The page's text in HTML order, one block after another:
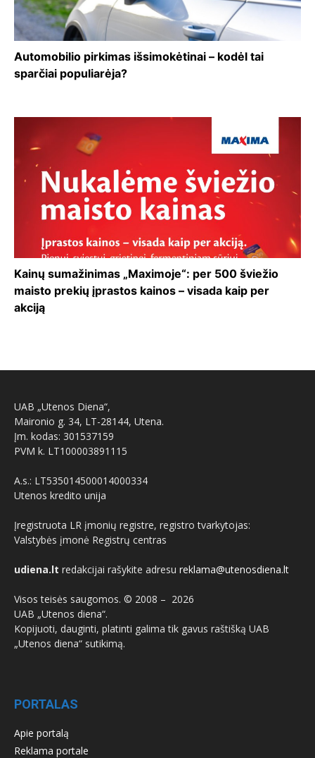
Automobilio pirkimas išsimokėtinai – kodėl tai
sparčiai populiarėja?
Kainų sumažinimas „Maximoje“: per 500 šviežio
maisto prekių įprastos kainos – visada kaip per
akciją
UAB „Utenos Diena“,
Maironio g. 34, LT-28144, Utena.
Įm. kodas: 301537159
PVM k. LT100003891115
A.s.: LT535014500014000334
Utenos kredito unija
Įregistruota LR įmonių registre, registro tvarkytojas:
Valstybės įmonė Registrų centras
udiena.lt redakcijai rašykite adresu reklama@utenosdiena.lt
Visos teisės saugomos. © 2008 – 2026
UAB „Utenos diena“.
Kopijuoti, dauginti, platinti galima tik gavus raštišką UAB
„Utenos diena“ sutikimą.
PORTALAS
Apie portalą
Reklama portale